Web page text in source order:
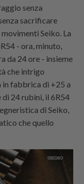
senza
sacrificare
Seiko. La
- ora, minuto,
da 24 ore - insieme
che intrigo
in fabbrica di +25 a
di 24 rubini, il 6R54
di Seiko,
che quello